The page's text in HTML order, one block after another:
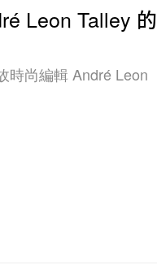
Leon Talley 的
時尚編輯 André Leon